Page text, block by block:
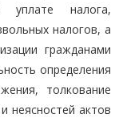
уплате налога,
налогов, а
гражданами
определения
толкование
неясностей актов